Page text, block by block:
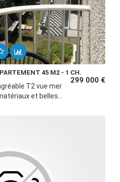
45 M2 - 1 CH.
299 000 €
T2 vue mer
et belles...